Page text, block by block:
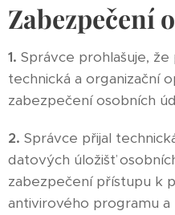
Zabezpečení
1. Správce prohlašuje, že
technická a organizační
zabezpečení osobních
2. Správce přijal
datových úložišť
zabezpečení přístupu k
antivirového programu